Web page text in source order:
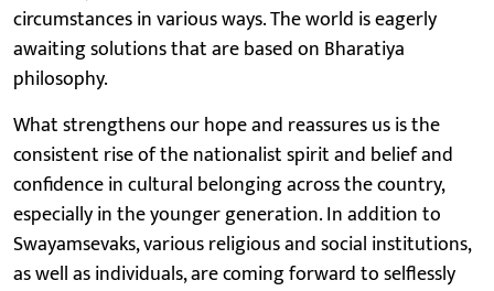
circumstances in various ways. The world is eagerly
awaiting solutions that are based on Bharatiya
philosophy.
What strengthens our hope and reassures us is the
consistent rise of the nationalist spirit and belief and
confidence in cultural belonging across the country,
especially in the younger generation. In addition to
Swayamsevaks, various religious and social institutions,
as well as individuals, are coming forward to selflessly